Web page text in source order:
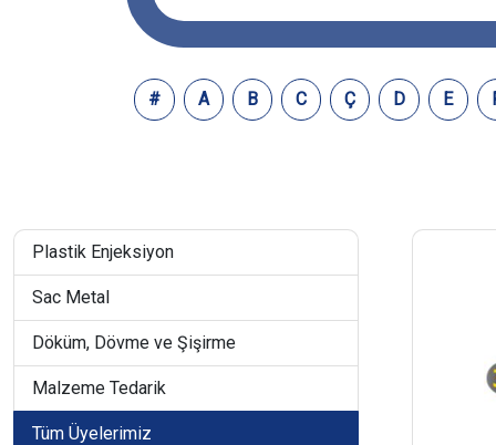
# A B C Ç D E
Plastik Enjeksiyon
Sac Metal
Döküm, Dövme ve Şişirme
Malzeme Tedarik
Tüm Üyelerimiz